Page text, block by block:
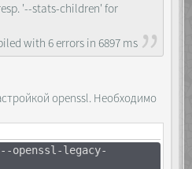
'--stats-children' for
with 6 errors in 6897 ms
openssl. Необходимо
openssl-legacy-